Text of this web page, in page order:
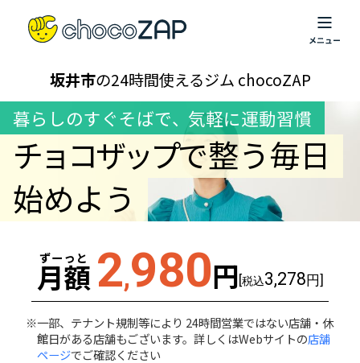
坂井市の24時間使えるジム chocoZAP
暮らしのすぐそばで、 気軽に運動習慣
チョコザップで整う毎日
始めよう
ずーっと
月額 2,980円[税込3,278円]
一部、テナント規制等により 24時間営業ではない店舗・休
館日がある店舗もございます。詳しくはWebサイトの店舗
ページでご確認ください